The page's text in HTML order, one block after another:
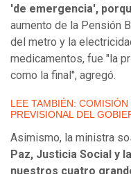
'de emergencia',
aumento de la Pensión
del metro y la
medicamentos, fue "la
como la final", agregó.
LEE TAMBIÉN:
PREVISIONAL DEL
Asimismo, la ministra
Paz, Justicia Social y
nuestros cuatro